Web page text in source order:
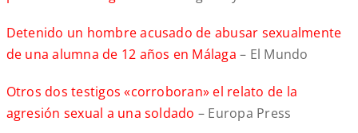
Detenido un hombre acusado de abusar sexualmente
de una alumna de 12 años en Málaga – El Mundo
Otros dos testigos «corroboran» el relato de la
agresión sexual a una soldado – Europa Press